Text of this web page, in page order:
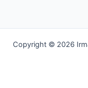
Copyright © 2026